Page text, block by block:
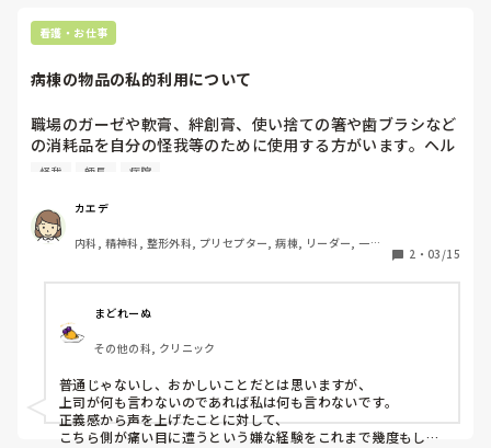
看護・お仕事
病棟の物品の私的利用について
職場のガーゼや軟膏、絆創膏、使い捨ての箸や歯ブラシなど
の消耗品を自分の怪我等のために使用する方がいます。ヘル
パーに限っては看護師に処置まで依頼します。
師長等もその場にいましたが何も言いません。でも普段から
コスト意識を持つように言われます。これって普通ですか？
怪我 師長 病院
カエデ
内科, 精神科, 整形外科, プリセプター, 病棟, リーダー, 一般
2 ・ 03/15
まどれーぬ
その他の科, クリニック
普通じゃないし、おかしいことだとは思いますが、
上司が何も言わないのであれば私は何も言わないです。
正義感から声を上げたことに対して、
こちら側が痛い目に遭うという嫌な経験をこれまで幾度もして